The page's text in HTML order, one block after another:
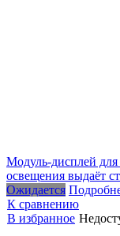
Модуль-дисплей
освещения выдаёт
Ожидается
К сравнению
В избранное